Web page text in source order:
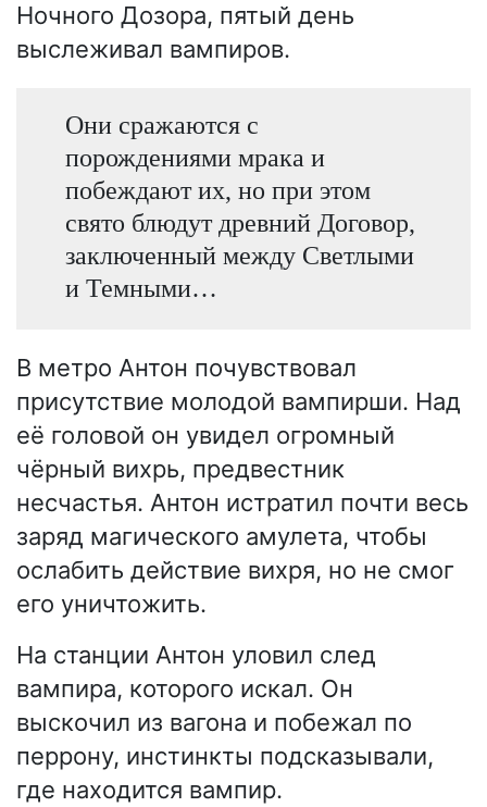
Ночного Дозора, пятый день
выслеживал вампиров.
Они сражаются с
порождениями мрака и
побеждают их, но при этом
свято блюдут древний Договор,
заключенный между Светлыми
и Темными…
В метро Антон почувствовал
присутствие молодой вампирши. Над
её головой он увидел огромный
чёрный вихрь, предвестник
несчастья. Антон истратил почти весь
заряд магического амулета, чтобы
ослабить действие вихря, но не смог
его уничтожить.
На станции Антон уловил след
вампира, которого искал. Он
выскочил из вагона и побежал по
перрону, инстинкты подсказывали,
где находится вампир.